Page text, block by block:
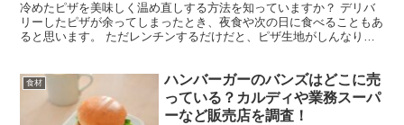
冷めたピザを美味しく温め直しする方法を知っていますか？ デリバ
リーしたピザが余ってしまったとき、夜食や次の日に食べることもあ
ると思います。 ただレンチンするだけだと、ピザ生地がしんなりし
食材
ハンバーガーのバンズはどこに売
っている？カルディや業務スーパ
ーなど販売店を調査！